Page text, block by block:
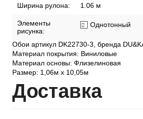
Ширина рулона: 1.06 м
Элементы
рисунка:
Однотонный
Обои артикул DK22730-3, бренда
Материал покрытия: Виниловые
Материал основы: Флизелиновая
Размер: 1,06м х 10,05м
Доставка